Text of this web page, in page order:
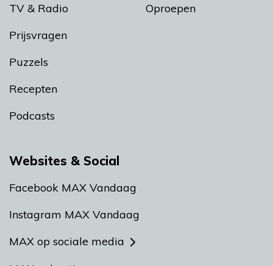
TV & Radio
Prijsvragen
Puzzels
Recepten
Podcasts
Oproepen
Websites & Social
Facebook MAX Vandaag
Instagram MAX Vandaag
MAX op sociale media